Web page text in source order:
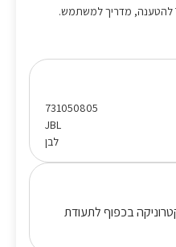
731050805
JBL
לבן
בכפוף לתעודת